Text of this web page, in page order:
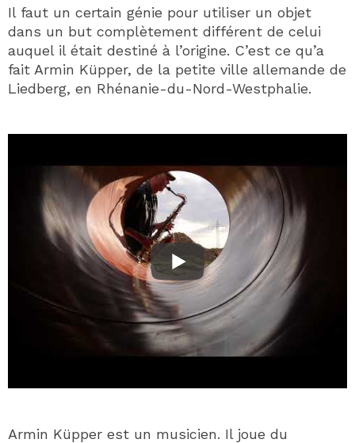
Il faut un certain génie pour utiliser un objet
dans un but complètement différent de celui
auquel il était destiné à l’origine. C’est ce qu’a
fait Armin Küpper, de la petite ville allemande de
Liedberg, en Rhénanie-du-Nord-Westphalie.
Armin Küpper est un musicien. Il joue du